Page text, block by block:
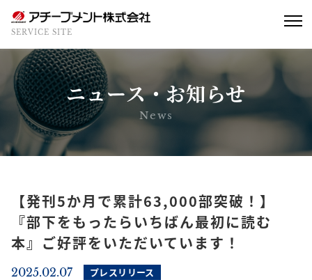
SERVICE SITE
ニュース・お知らせ
News
【発刊5か月で累計63,000部突破！】
『部下をもったらいちばん最初に読む
本』ご好評をいただいています！
2025.02.07 プレスリリース